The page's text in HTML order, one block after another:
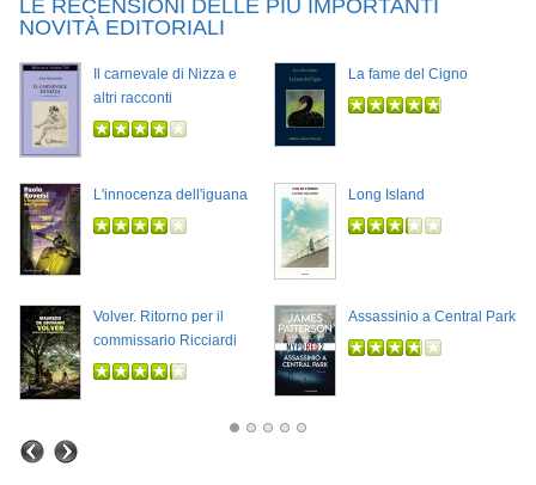
LE RECENSIONI DELLE PIÙ IMPORTANTI
NOVITÀ EDITORIALI
Il carnevale di Nizza e
altri racconti
La fame del Cigno
L'innocenza dell'iguana Long Island
Volver. Ritorno per il
commissario Ricciardi
Assassinio a Central Park